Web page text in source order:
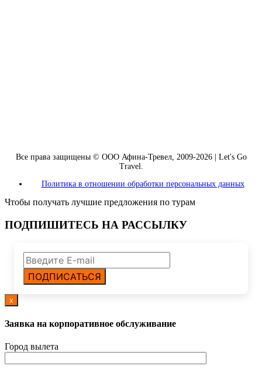
Все права защищены © ООО Афина-Тревел, 2009-2026 | Let's Go
Travel.
Политика в отношении обработки персональных данных
Чтобы получать лучшие предложения по турам
ПОДПИШИТЕСЬ НА РАССЫЛКУ
ПОДПИСАТЬСЯ
x
Заявка на корпоративное обслуживание
Город вылета